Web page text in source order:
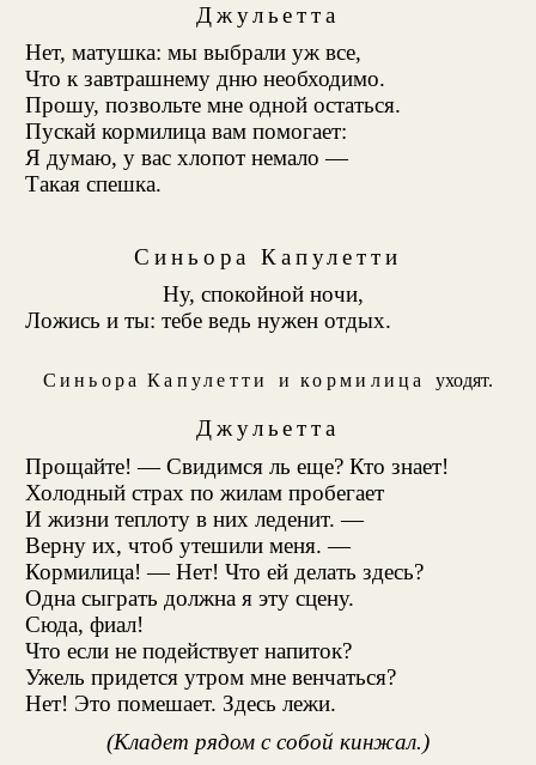
Джульетта
Нет, матушка: мы выбрали уж все,
Что к завтрашнему дню необходимо.
Прошу, позвольте мне одной остаться.
Пускай кормилица вам помогает:
Я думаю, у вас хлопот немало —
Такая спешка.
Синьора Капулетти
Ну, спокойной ночи,
Ложись и ты: тебе ведь нужен отдых.
Синьора Капулетти икормилица уходят.
Джульетта
Прощайте! — Свидимся ль еще? Кто знает!
Холодный страх по жилам пробегает
И жизни теплоту в них леденит. —
Верну их, чтоб утешили меня. —
Кормилица! — Нет! Что ей делать здесь?
Одна сыграть должна я эту сцену.
Сюда, фиал!
Что если не подействует напиток?
Ужель придется утром мне венчаться?
Нет! Это помешает. Здесь лежи.
(Кладет рядом с собой кинжал.)